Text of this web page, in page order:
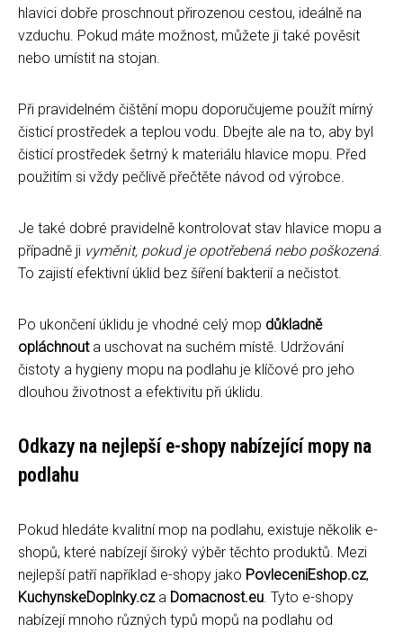
hlavici dobře proschnout přirozenou cestou, ideálně na
vzduchu. Pokud máte možnost, můžete ji také pověsit
nebo umístit na stojan.
Při pravidelném čištění mopu doporučujeme použít mírný
čisticí prostředek a teplou vodu. Dbejte ale na to, aby byl
čisticí prostředek šetrný k materiálu hlavice mopu. Před
použitím si vždy pečlivě přečtěte návod od výrobce.
Je také dobré pravidelně kontrolovat stav hlavice mopu a
případně ji vyměnit, pokud je opotřebená nebo poškozená.
To zajistí efektivní úklid bez šíření bakterií a nečistot.
Po ukončení úklidu je vhodné celý mop důkladně
opláchnouta uschovat na suchém místě. Udržování
čistoty a hygieny mopu na podlahu je klíčové pro jeho
dlouhou životnost a efektivitu při úklidu.
Odkazy na nejlepší e-shopy nabízející mopy na
podlahu
Pokud hledáte kvalitní mop na podlahu, existuje několik e-
shopů, které nabízejí široký výběr těchto produktů. Mezi
nejlepší patří například e-shopy jako PovleceniEshop.cz,
KuchynskeDoplnky.cza Domacnost.eu . Tyto e-shopy
nabízejí mnoho různých typů mopů na podlahu od